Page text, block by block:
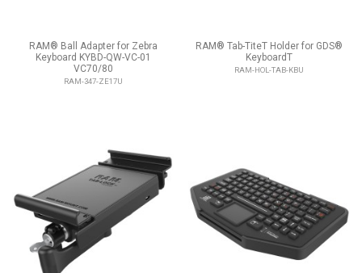
RAM® Ball Adapter for Zebra
Keyboard KYBD-QW-VC-01
VC70/80
RAM-347-ZE17U
RAM® Tab-TiteT Holder for GDS®
KeyboardT
RAM-HOL-TAB-KBU